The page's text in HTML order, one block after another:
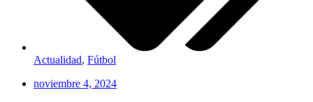
Actualidad, Fútbol
noviembre 4, 2024